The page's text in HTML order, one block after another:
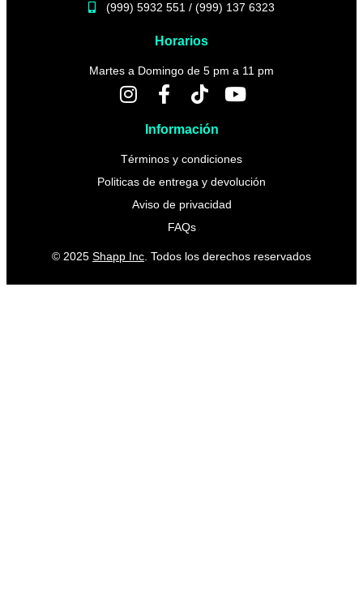
(999) 5932 551 / (999) 137 6323
Horarios
Martes a Domingo de 5 pm a 11 pm
Información
Términos y condiciones
Politicas de entrega y devolución
Aviso de privacidad
FAQs
© 2025 Shapp Inc . Todos los derechos reservados